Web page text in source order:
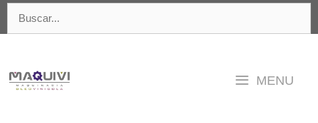
Saltar
contenido
MENU